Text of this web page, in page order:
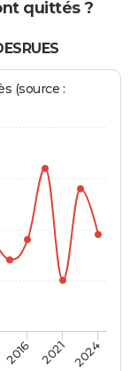
quittés ?
(source :
2016 2021 2024